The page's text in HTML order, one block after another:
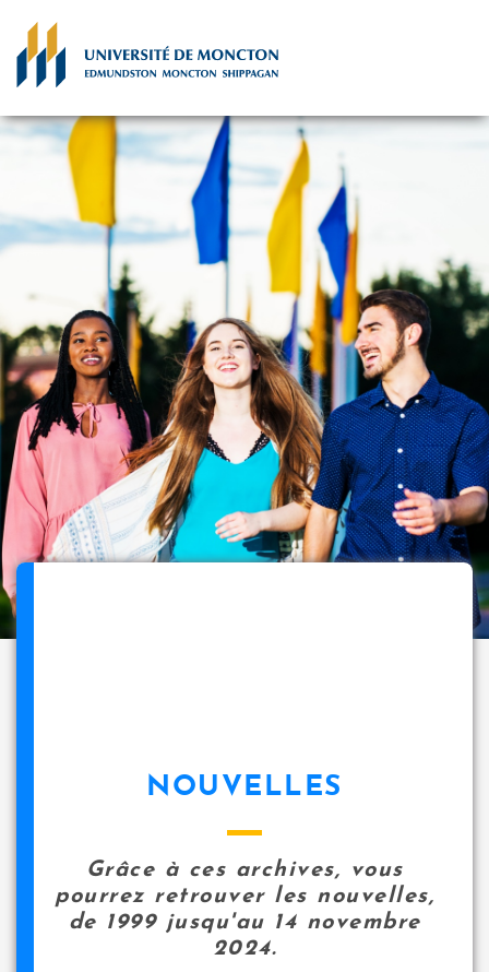
NOUVELLES
Grâce à ces archives, vous
pourrez retrouver les nouvelles,
de 1999 jusqu'au 14 novembre
2024.